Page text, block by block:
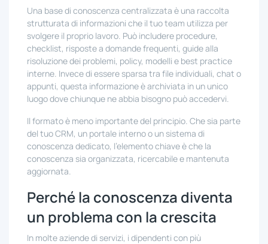
Una base di conoscenza centralizzata è una raccolta
strutturata di informazioni che il tuo team utilizza per
svolgere il proprio lavoro. Può includere procedure,
checklist, risposte a domande frequenti, guide alla
risoluzione dei problemi, policy, modelli e best practice
interne. Invece di essere sparsa tra file individuali, chat o
appunti, questa informazione è archiviata in un unico
luogo dove chiunque ne abbia bisogno può accedervi.
Il formato è meno importante del principio. Che sia parte
del tuo CRM, un portale interno o un sistema di
conoscenza dedicato, l'elemento chiave è che la
conoscenza sia organizzata, ricercabile e mantenuta
aggiornata.
Perché la conoscenza diventa
un problema con la crescita
In molte aziende di servizi, i dipendenti con più